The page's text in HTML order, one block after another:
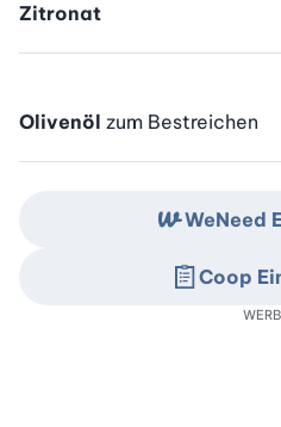
Zitronat
Olivenöl zum Bestreichen
WeNeed
Coop